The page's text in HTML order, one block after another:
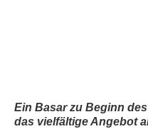
Ein Basar zu Beginn
das vielfältige Angebot